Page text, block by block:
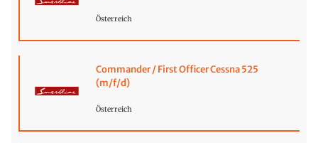
Österreich
Commander / First Officer Cessna 525
(m/f/d)
Österreich